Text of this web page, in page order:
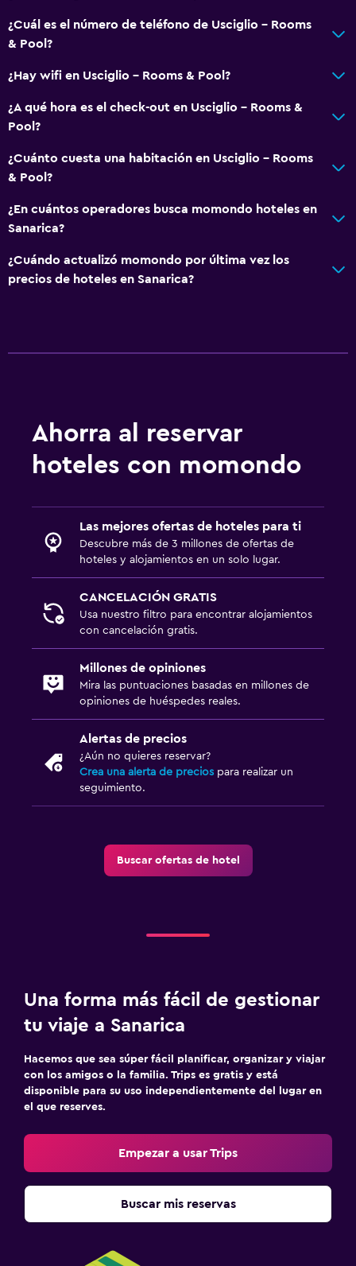
Accesibilidad y adecuación
Unidad ubicada en la planta baja
Habitación hipoalergénica
Para no fumadores
Almohada sin plumas
Entrada privada
Actividades
Bingo
Piscina climatizada
Piscina al aire libre
Estacionamiento y transporte
Traslado al aeropuerto (con cargos)
Estacionamiento privado
Servicio de traslado (cargo adicional)
Aire libre
Sillas de playa
Comedor al aire libre
Muebles de exterior
Check-in/check-out privado
Enchufe cerca de la cama
Perchero
Armario o clóset
Sistema de entretenimiento
Lavandería
Lavandería
¿Cuál es el número de teléfono de Usciglio - Rooms
& Pool?
¿Hay wifi en Usciglio - Rooms & Pool?
¿A qué hora es el check-out en Usciglio - Rooms &
Pool?
¿Cuánto cuesta una habitación en Usciglio - Rooms
& Pool?
¿En cuántos operadores busca momondo hoteles en
Sanarica?
¿Cuándo actualizó momondo por última vez los
precios de hoteles en Sanarica?
Ahorra al reservar
hoteles con momondo
Las mejores ofertas de hoteles para ti
Descubre más de 3 millones de ofertas de
hoteles y alojamientos en un solo lugar.
CANCELACIÓN GRATIS
Usa nuestro filtro para encontrar alojamientos
con cancelación gratis.
Millones de opiniones
Mira las puntuaciones basadas en millones de
opiniones de huéspedes reales.
Alertas de precios
¿Aún no quieres reservar?
Crea una alerta de precios para realizar un
seguimiento.
Buscar ofertas de hotel
Una forma más fácil de gestionar
tu viaje a Sanarica
Hacemos que sea súper fácil planificar, organizar y viajar
con los amigos o la familia. Trips es gratis y está
disponible para su uso independientemente del lugar en
el que reserves.
Empezar a usar Trips
Buscar mis reservas